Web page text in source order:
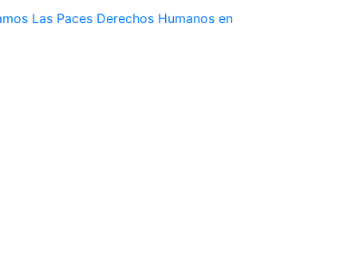
Las Paces Derechos Humanos en